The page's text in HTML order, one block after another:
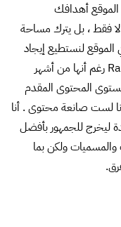
أهدافك
فقط ، بل يترك مساحة
الموقع لنستطيع إيجاد
رغم أنها من أشهر
المحتوى المقدم
أنا لست صانعة محتوى . أنا
ليخرج للجمهور بأفضل
والمسميات ولكن بما